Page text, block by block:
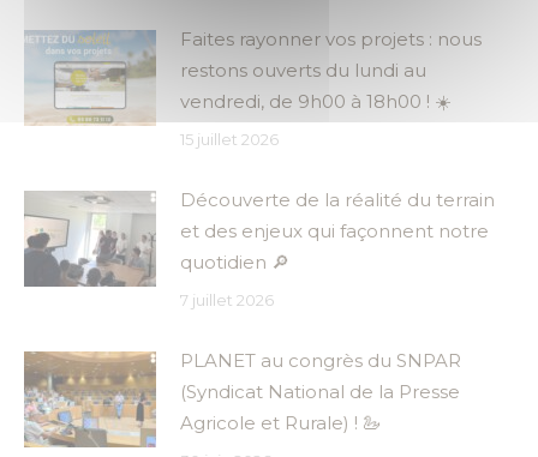
Faites rayonner vos projets : nous
restons ouverts du lundi au
vendredi, de 9h00 à 18h00 ! ☀️
15 juillet 2026
Découverte de la réalité du terrain
et des enjeux qui façonnent notre
quotidien 🔎
7 juillet 2026
PLANET au congrès du SNPAR
(Syndicat National de la Presse
Agricole et Rurale) ! 🦢